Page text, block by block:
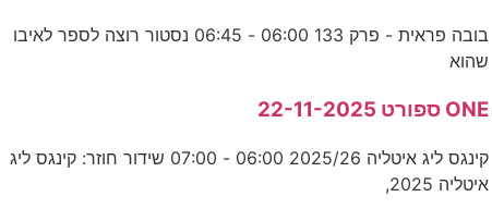
בובה פראית - פרק 133 06:00 - 06:45 נסטור רוצה לספר לאיבו
שהוא
ONE ספורט 22-11-2025
קינגס ליג איטליה 2025/26 06:00 - 07:00 שידור חוזר: קינגס ליג
איטליה 2025,